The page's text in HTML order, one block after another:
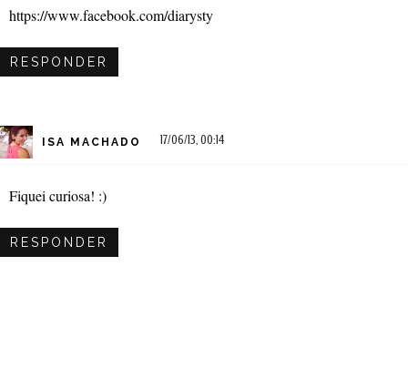
https://www.facebook.com/diarysty
RESPONDER
ISA MACHADO 17/06/13, 00:14
Fiquei curiosa! :)
RESPONDER